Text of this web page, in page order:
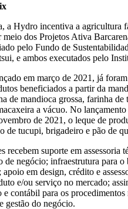
a Hydro incentiva a agricultura
dos Projetos Ativa
pelo Fundo de
e ambos executados pelo
em março de 2021, já
beneficiados a partir da
de mandioca grossa, farinha de
a vácuo. No
de 2021, o leque de
de tucupi, brigadeiro e pão de
recebem suporte em assessoria
de negócio; infraestrutura para o
apoio em design, crédito e
e/ou serviço no mercado;
contábil para os procedimentos
gestão do negócio.